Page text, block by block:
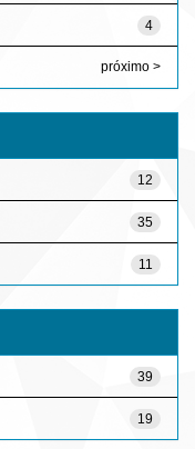
4
próximo >
12
35
11
39
19